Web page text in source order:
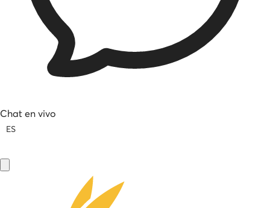
Chat en vivo
ES